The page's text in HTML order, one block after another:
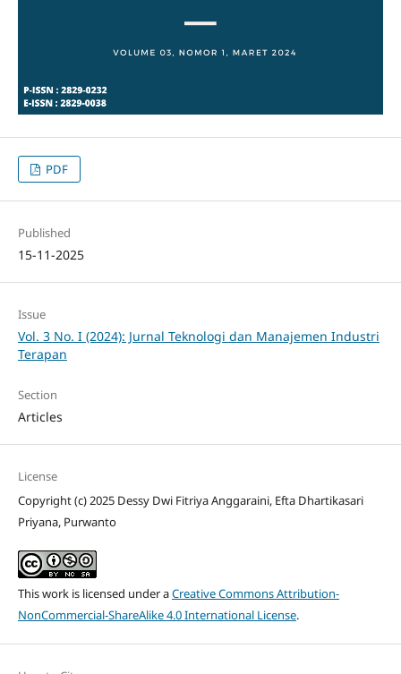
PDF
Published
15-11-2025
Issue
Vol. 3 No. I (2024): Jurnal Teknologi dan Manajemen Industri
Terapan
Section
Articles
License
Copyright (c) 2025 Dessy Dwi Fitriya Anggaraini, Efta Dhartikasari
Priyana, Purwanto
This work is licensed under aCreative Commons Attribution-
NonCommercial-ShareAlike 4.0 International License.